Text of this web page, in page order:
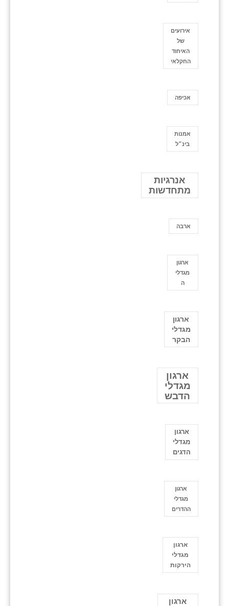
אירועים
של
האיחוד
החקלאי
אכיפה
אמנות
בינ״ל
אנרגיות
מתחדשות
ארבה
ארגון
מגדלי
ה
ארגון
מגדלי
הבקר
ארגון
מגדלי
הדבש
ארגון
מגדלי
הדגים
ארגון
מגדלי
ההדרים
ארגון
מגדלי
הירקות
ארגון